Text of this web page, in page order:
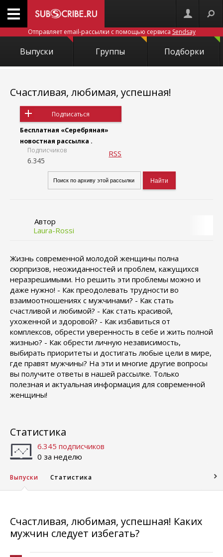
Отправляет email-рассылки с помощью сервиса Sendsay
Выпуски Группы Подборки
Счастливая, любимая, успешная!
Подписаться
Бесплатная «Серебряная»
новостная рассылка .
Подписчиков
6.345
RSS
Автор
Laura-Rossi
Жизнь современной молодой женщины полна
сюрпризов, неожиданностей и проблем, кажущихся
неразрешимыми. Но решить эти проблемы можно и
даже нужно! - Как преодолевать трудности во
взаимоотношениях с мужчинами? - Как стать
счастливой и любимой? - Как стать красивой,
ухоженной и здоровой? - Как избавиться от
комплексов, обрести уверенность в себе и жить полной
жизнью? - Как обрести личную независимость,
выбирать приоритеты и достигать любые цели в мире,
где правят мужчины? На эти и многие другие вопросы
вы получите ответы в нашей рассылке. Только
полезная и актуальная информация для современной
женщины!
Статистика
6.345 подписчиков
0 за неделю
Выпуски Статистика
Счастливая, любимая, успешная! Каких
мужчин следует избегать?